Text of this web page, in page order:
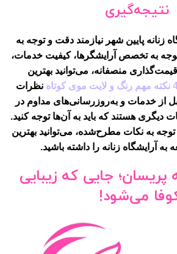
نتیجه‌گیری
زنانه پایین شهر نیازمند دقت و توجه به
به تخصص آرایشگرها، کیفیت خدمات،
منصفانه، می‌توانید بهترین
و لایت موی کوتاه
نظرات
از خدمات و به‌روزرسانی‌های مداوم در
دیگری هستند که باید به آن‌ها توجه کنید.
توجه به نکات مطرح‌شده، می‌توانید بهترین
به آرایشگاه زنانه را داشته باشید.
پریسان؛ جایی که زیبایی
می‌شود!